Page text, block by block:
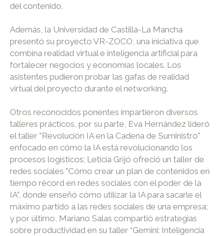
del contenido.
Además, la Universidad de Castilla-La Mancha
presentó su proyecto VR-ZOCO, una iniciativa que
combina realidad virtual e inteligencia artificial para
fortalecer negocios y economías locales. Los
asistentes pudieron probar las gafas de realidad
virtual del proyecto durante el networking.
Otros reconocidos ponentes impartieron diversos
talleres prácticos, por su parte, Eva Hernández lideró
el taller "Revolución IA en la Cadena de Suministro"
enfocado en cómo la IA está revolucionando los
procesos logísticos; Leticia Grijó ofreció un taller de
redes sociales "Cómo crear un plan de contenidos en
tiempo récord en redes sociales con el poder de la
IA", donde enseñó cómo utilizar la IA para sacarle el
máximo partido a las redes sociales de una empresa;
y por último, Mariano Salas compartió estrategias
sobre productividad en su taller “Gemini: Inteligencia